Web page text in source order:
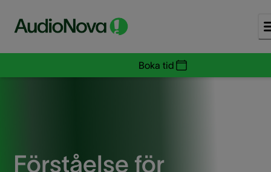
Boka tid
Förståelse för